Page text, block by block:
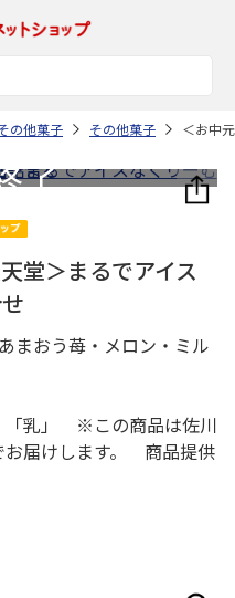
の他菓子 その他菓子 ＜お中
堂＞まるでアイス
まおう苺・メロン・ミル
「乳」 ※この商品は佐川
お届けします。 商品提供